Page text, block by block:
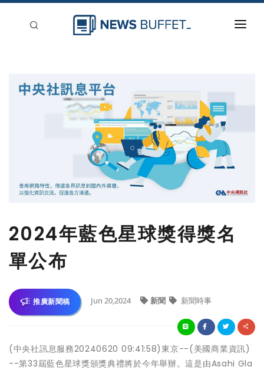
2024年藍色星球獎得獎名
單公布
推廣新聞稿 Jun 20,2024 新聞 新聞時事
(中央社訊息服務20240620 09:41:58)東京--(美國商業資訊)
--第33屆藍色星球獎頒獎典禮將於今年舉辦。這是由Asahi Gla